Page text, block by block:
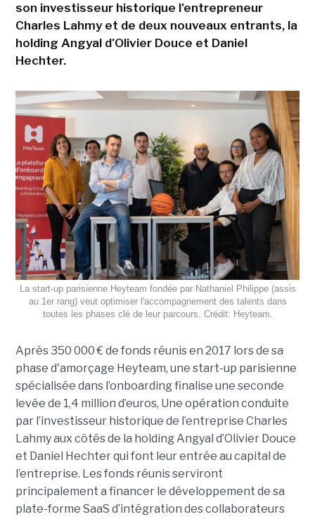
son investisseur historique l'entrepreneur
Charles Lahmy et de deux nouveaux entrants, la
holding Angyal d'Olivier Douce et Daniel
Hechter.
La start-up parisienne Heyteam fondée par Nathaniel Philippe (assis
au 1er rang) veut optimiser l'accompagnement des talents dans
toutes les phases clé de leur parcours. Crédit: Heyteam.
Après 350 000 € de fonds réunis en 2017 lors de sa
phase d'amorçage Heyteam, une start-up parisienne
spécialisée dans l’onboarding finalise une seconde
levée de 1,4 million d’euros, Une opération conduite
par l’investisseur historique de l’entreprise Charles
Lahmy aux côtés de la holding Angyal d’Olivier Douce
et Daniel Hechter qui font leur entrée au capital de
l’entreprise. Les fonds réunis serviront
principalement a financer le développement de sa
plate-forme SaaS d’intégration des collaborateurs